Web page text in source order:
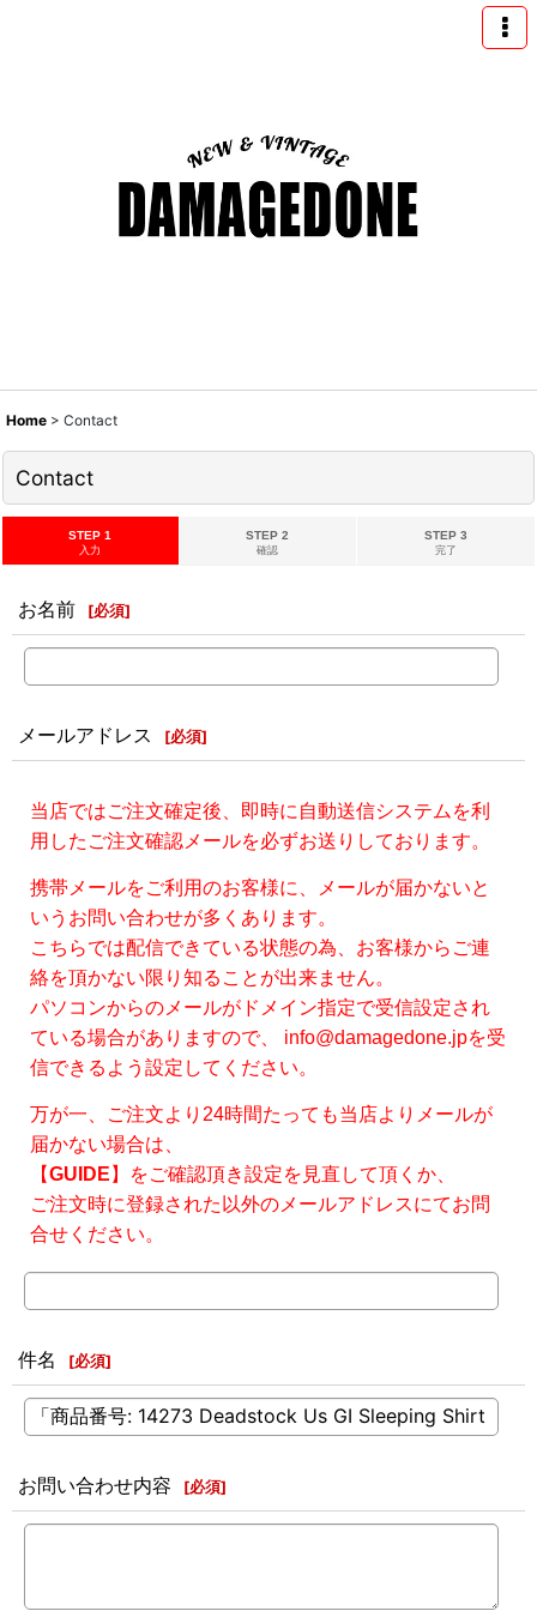
Home > Contact
Contact
STEP 1
入力
STEP 2
確認
STEP 3
完了
お名前 [必須]
メールアドレス [必須]
当店ではご注文確定後、即時に自動送信システムを利
用したご注文確認メールを必ずお送りしております。
携帯メールをご利用のお客様に、メールが届かないと
いうお問い合わせが多くあります。
こちらでは配信できている状態の為、お客様からご連
絡を頂かない限り知ることが出来ません。
パソコンからのメールがドメイン指定で受信設定され
ている場合がありますので、 info@damagedone.jpを受
信できるよう設定してください。
万が一、ご注文より24時間たっても当店よりメールが
届かない場合は、
【GUIDE 】をご確認頂き設定を見直して頂くか、
ご注文時に登録された以外のメールアドレスにてお問
合せください。
件名 [必須]
お問い合わせ内容 [必須]